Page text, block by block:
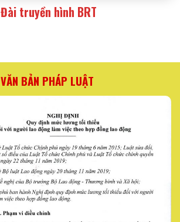
Đài truyền hình BRT
VĂN BẢN PHÁP LUẬT